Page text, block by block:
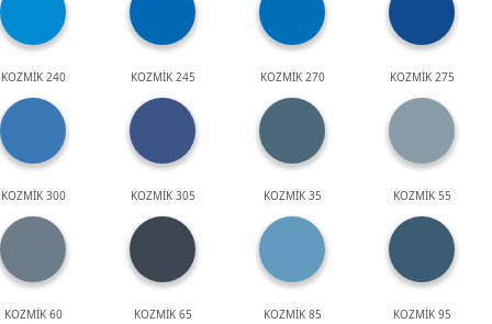
KOZMİK 240 KOZMİK 245 KOZMİK 270 KOZMİK 275
KOZMİK 300 KOZMİK 305 KOZMİK 35 KOZMİK 55
KOZMİK 60 KOZMİK 65 KOZMİK 85 KOZMİK 95